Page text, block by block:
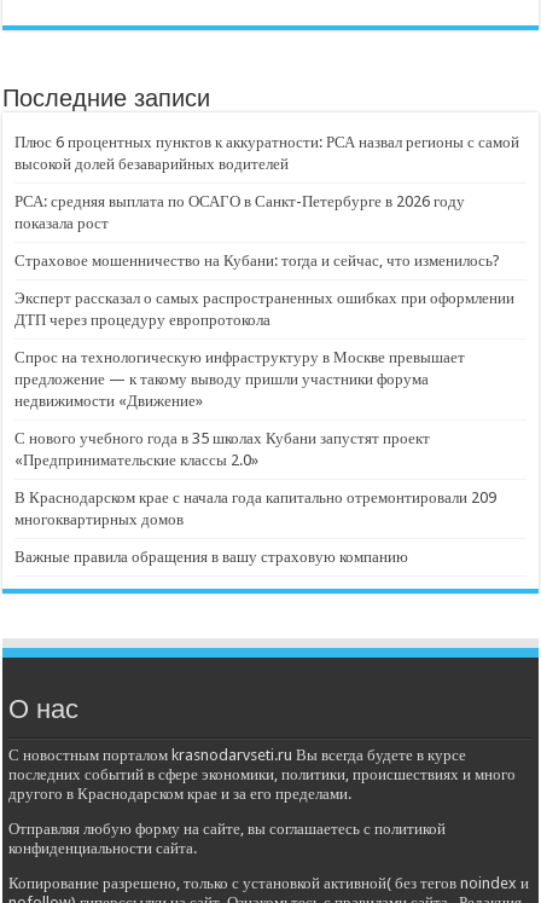
Последние записи
Плюс 6 процентных пунктов к аккуратности: РСА назвал регионы с самой
высокой долей безаварийных водителей
РСА: средняя выплата по ОСАГО в Санкт-Петербурге в 2026 году
показала рост
Страховое мошенничество на Кубани: тогда и сейчас, что изменилось?
Эксперт рассказал о самых распространенных ошибках при оформлении
ДТП через процедуру европротокола
Спрос на технологическую инфраструктуру в Москве превышает
предложение — к такому выводу пришли участники форума
недвижимости «Движение»
С нового учебного года в 35 школах Кубани запустят проект
«Предпринимательские классы 2.0»
В Краснодарском крае с начала года капитально отремонтировали 209
многоквартирных домов
Важные правила обращения в вашу страховую компанию
О нас
С новостным порталом krasnodarvseti.ru Вы всегда будете в курсе
последних событий в сфере экономики, политики, происшествиях и много
другого в Краснодарском крае и за его пределами.
Отправляя любую форму на сайте, вы соглашаетесь с политикой
конфиденциальности сайта.
Копирование разрешено, только с установкой активной( без тегов noindex и